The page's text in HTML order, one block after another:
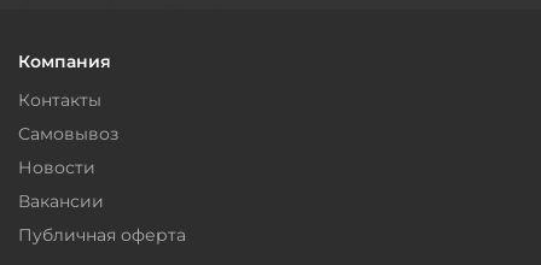
Компания
Контакты
Самовывоз
Новости
Вакансии
Публичная оферта